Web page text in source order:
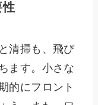
性
清掃も、飛び
ます。小さな
的にフロント